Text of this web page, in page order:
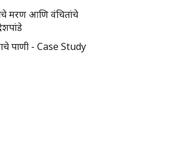
मरण आणि वंचितांचे
पाणी - Case Study